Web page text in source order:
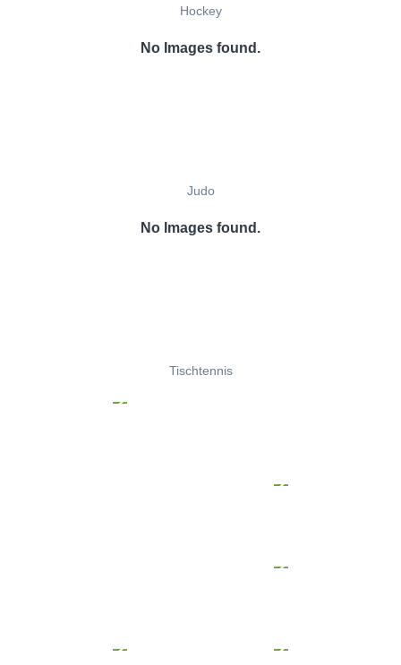
Hockey
No Images found.
Judo
No Images found.
Tischtennis